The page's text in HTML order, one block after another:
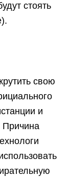
стоять
свою
и
Причина